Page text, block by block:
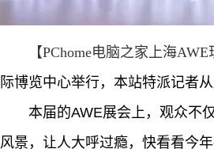
【PChome电脑之家上海AWE
际博览中心举行，本站特派记者
本届的AWE展会上，观众不
风景，让人大呼过瘾，快看看今